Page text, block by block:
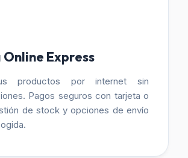
Express
productos por internet sin
Pagos seguros con tarjeta o
de stock y opciones de envío